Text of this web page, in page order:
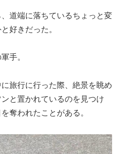
道端に落ちているちょっと変
好きだった。
手。
旅行に行った際、絶景を眺め
と置かれているのを見つけ
奪われたことがある。